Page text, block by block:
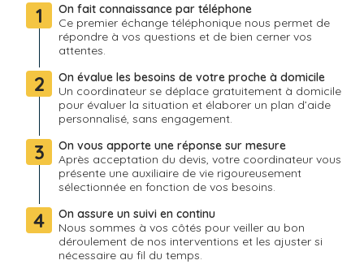
1
On fait connaissance par téléphone
Ce premier échange téléphonique nous permet de
répondre à vos questions et de bien cerner vos
attentes.
2
On évalue les besoins de votre proche à domicile
Un coordinateur se déplace gratuitement à domicile
pour évaluer la situation et élaborer un plan d’aide
personnalisé, sans engagement.
3
On vous apporte une réponse sur mesure
Après acceptation du devis, votre coordinateur vous
présente une auxiliaire de vie rigoureusement
sélectionnée en fonction de vos besoins.
4
On assure un suivi en continu
Nous sommes à vos côtés pour veiller au bon
déroulement de nos interventions et les ajuster si
nécessaire au fil du temps.